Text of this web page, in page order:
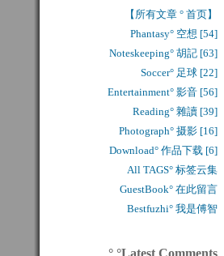
【所有文章 ° 首页】
Phantasy° 空想 [54]
Noteskeeping° 胡記 [63]
Soccer° 足球 [22]
Entertainment° 影音 [56]
Reading° 雜讀 [39]
Photograph° 摄影 [16]
Download° 作品下载 [6]
All TAGS° 标签云集
GuestBook° 在此留言
Bestfuzhi° 我是傅智
° °Latest Comments